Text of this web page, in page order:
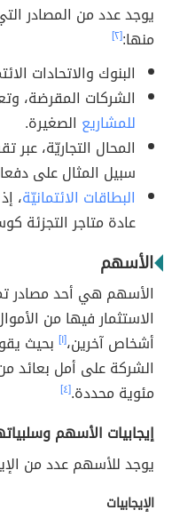
يوجد عدد من المصادر
منها:[٢]
البنوك والاتحادات
الشركات المقرضة،
للمشاريع الصغيرة.
المحال التجاريّة،
سبيل المثال على
البطاقات الائتمانيّة،
عادة متاجر التجزئة
الأسهم
الأسهم هي أحد مصادر
الاستثمار فيها من
أشخاص آخرين،[١] بحيث
الشركة على أمل بعائد
مئوية محددة.[٤]
إيجابيات الأسهم
يوجد للأسهم عدد من
الإيجابيات